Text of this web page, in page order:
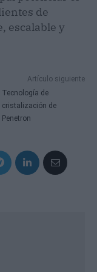
de
escalable y
Artículo siguiente
Tecnología de
cristalización de
Penetron